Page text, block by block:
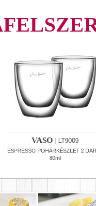
VASO LT9009
ESPRESSO POHÁRKÉSZLET 2
80ml